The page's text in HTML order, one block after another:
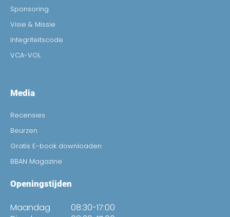
Sponsoring
Visie & Missie
Integriteitscode
VCA-VOL
Media
Recensies
Beurzen
Gratis E-book downloaden
BBAN Magazine
Openingstijden
Maandag
08:30-17:00